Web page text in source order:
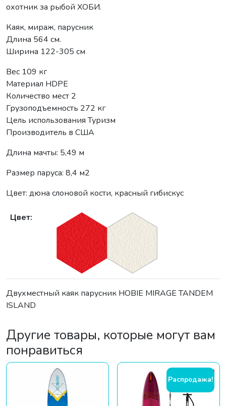
охотник за рыбой ХОБИ.
Каяк, мираж, парусник
Длина 564 см.
Ширина 122-305 см
Вес 109 кг
Материал HDPE
Количество мест 2
Грузоподъемность 272 кг
Цель использования Туризм
Производитель в США
Длина мачты: 5,49 м
Размер паруса: 8,4 м2
Цвет: дюна слоновой кости, красный гибискус
Цвет:
Двухместный каяк парусник HOBIE MIRAGE TANDEM
ISLAND
Другие товары, которые могут вам
понравиться
Распродажа!